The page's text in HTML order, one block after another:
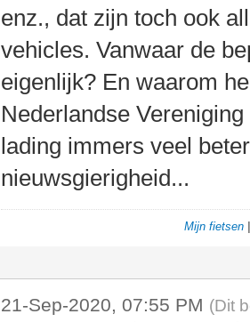
enz., dat zijn toch ook
vehicles. Vanwaar de
eigenlijk? En waarom
Nederlandse
lading immers veel
nieuwsgierigheid...
Mijn fietsen
21-Sep-2020, 07:55 PM (Dit